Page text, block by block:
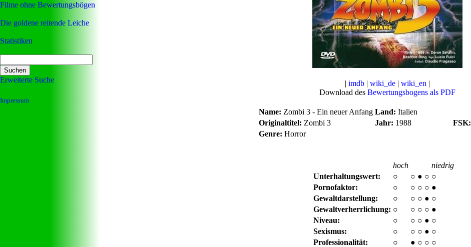
Filme ohne Bewertungsbögen
Die goldene reitende Leiche
Statistiken
Erweiterte Suche
Impressum
| imdb| wiki_de| wiki_en |
Download des Bewertungsbogens als PDF
Name: Zombi 3 - Ein neuer Anfang Land: Italien
Originaltitel: Zombi 3 Jahr: 1988 FSK:
Genre: Horror
hoch
niedrig
Unterhaltungswert:
○ ○ ● ○ ○
Pornofaktor:
○ ○ ○ ○ ●
Gewaltdarstellung:
○ ○ ○ ● ○
Gewaltverherrlichung: ○ ○ ○ ○ ●
Niveau:
○ ○ ○ ● ○
Sexismus:
○ ○ ○ ● ○
Professionalität:
○ ● ○ ○ ○